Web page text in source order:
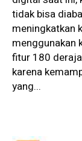
tidak bisa
meningkatkan
menggunakan
fitur 180
karena
yang...